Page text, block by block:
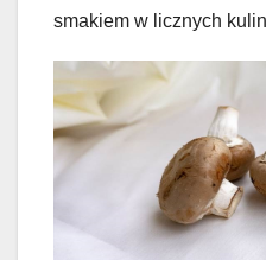
smakiem w licznych